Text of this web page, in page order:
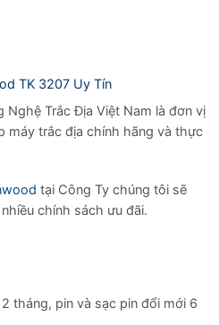
TK 3207 Uy Tín
Nghệ Trắc Địa Việt Nam là đơn vị
máy trắc địa chính hãng và thực
tại Công Ty chúng tôi sẽ
chính sách ưu đãi.
tháng, pin và sạc pin đổi mới 6